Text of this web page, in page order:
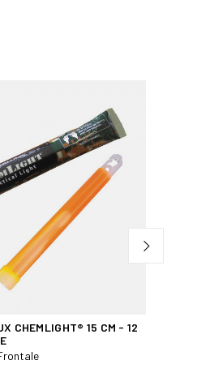
CHEMLIGHT® 15 CM - 12